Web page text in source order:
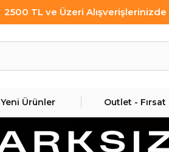
2500 TL ve Üzeri Alışverişlerinizde
Yeni Ürünler Outlet - Fırsat